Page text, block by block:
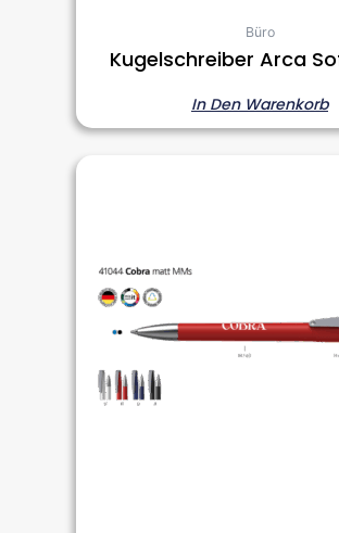
Büro
Kugelschreiber Arca
In Den Warenkorb